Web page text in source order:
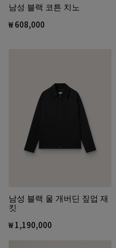
남성 블랙 코튼 치노
₩ 608,000
남성 블랙 울 개버딘 짚업 재
킷
₩ 1,190,000